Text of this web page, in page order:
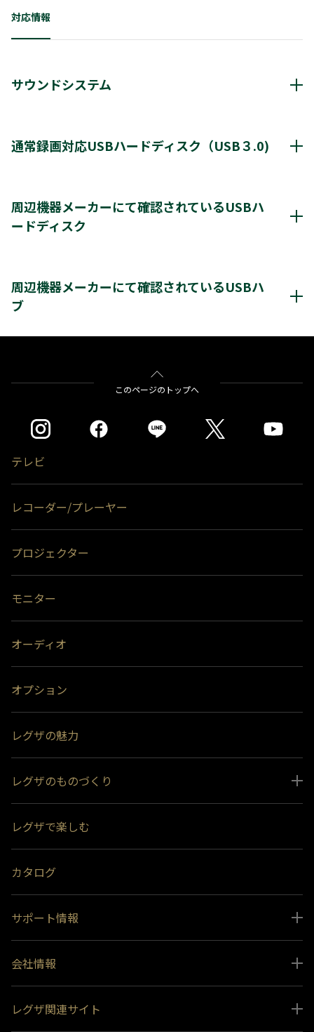
対応情報
サウンドシステム
クリックすると別ウインドウが開きます。
通常録画対応USBハードディスク（USB３.0)
登録台数*1
THD-300V3 THD-400V3
＊1) USBハードディスクを使用する際は登録が必要です。新たに登録すると
ハードディスクに保存されている内容はすべて消去されます。
す。同時接続、通常録画増設用として使用する場合、USBハブ（別売）
が必要です。
取り付け可能です。(RZ630Xシリーズは付属のUSBハードディスクを背
っては、USBハードディスクをテレビの背面に取り付けると、壁への取
付ができなくなる場合があります。
＊4) 背面には取り付けできません。
周辺機器メーカーにて確認されているUSBハ
ードディスク
クリックすると別ウインドウが開きます。
周辺機器メーカーにて確認されているUSBハ
ブ
をクリックすると別ウインドウが開きます。
このページのトップへ
テレビ
レコーダー/プレーヤー
プロジェクター
モニター
オーディオ
オプション
レグザの魅力
レグザのものづくり
受賞履歴
おすすめ番組
レグザで楽しむ
カタログ
サポート情報
インフォメーション 一覧
よくあるご質問 (FAQ）
お問い合わせ
会社情報
会社概要
レグザ関連サイト